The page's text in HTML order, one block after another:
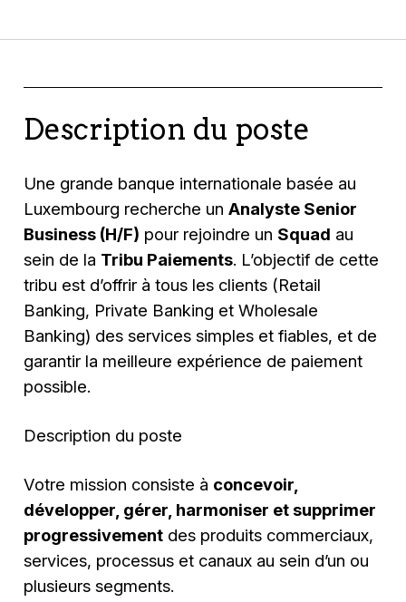
Description du poste
Une grande banque internationale basée au
Luxembourg recherche unAnalyste Senior
Business (H/F) pour rejoindre un Squad au
sein de la Tribu Paiements. L’objectif de cette
tribu est d’offrir à tous les clients (Retail
Banking, Private Banking et Wholesale
Banking) des services simples et fiables, et de
garantir la meilleure expérience de paiement
possible.
Description du poste
Votre mission consiste à concevoir,
développer, gérer, harmoniser et supprimer
progressivement des produits commerciaux,
services, processus et canaux au sein d’un ou
plusieurs segments.